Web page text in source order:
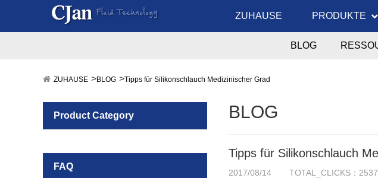
ZUHAUSE PRODUKTE
BLOG
ZUHAUSE BLOG Tipps für Silikonschlauch Medizinischer Grad
Product Category
FAQ
BLOG
Tipps für Silikonschlauch
2017/08/14 TOTAL_CLICKS：2537